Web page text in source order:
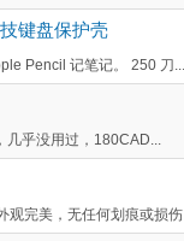
键盘保护壳
Pencil 记笔记。 250 刀...
乎没用过，180CAD...
完美，无任何划痕或损